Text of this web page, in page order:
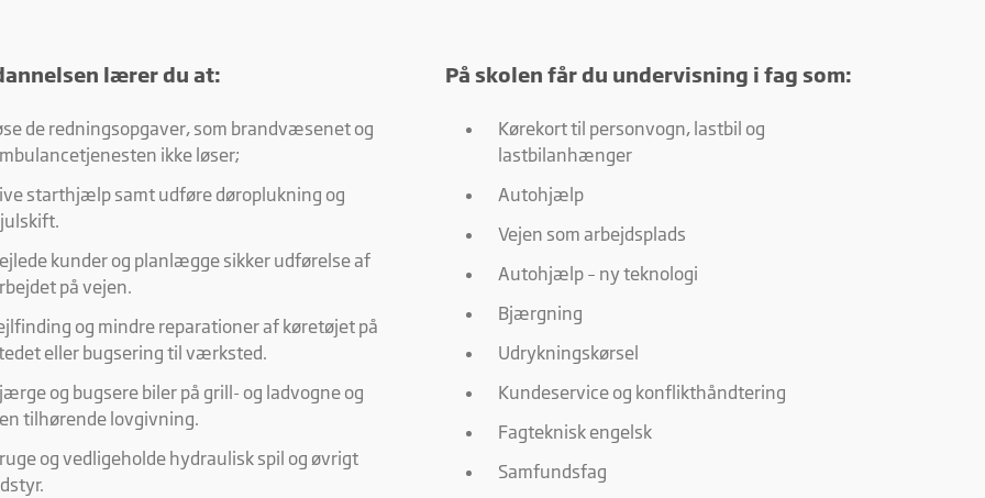
lærer du at:
de redningsopgaver, som brandvæsenet og
ikke løser;
starthjælp samt udføre døroplukning og
kunder og planlægge sikker udførelse af
på vejen.
og mindre reparationer af køretøjet på
eller bugsering til værksted.
og bugsere biler på grill- og ladvogne og
tilhørende lovgivning.
og vedligeholde hydraulisk spil og øvrigt
På skolen får du undervisning i fag som:
Kørekort til personvogn, lastbil og
lastbilanhænger
Autohjælp
Vejen som arbejdsplads
Autohjælp – ny teknologi
Bjærgning
Udrykningskørsel
Kundeservice og konflikthåndtering
Fagteknisk engelsk
Samfundsfag